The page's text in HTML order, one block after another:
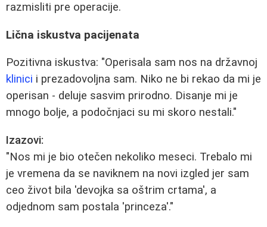
razmisliti pre operacije.
Lična iskustva pacijenata
Pozitivna iskustva: "Operisala sam nos na državnoj
klinici i prezadovoljna sam. Niko ne bi rekao da mi je
operisan - deluje sasvim prirodno. Disanje mi je
mnogo bolje, a podočnjaci su mi skoro nestali."
Izazovi:
"Nos mi je bio otečen nekoliko meseci. Trebalo mi
je vremena da se naviknem na novi izgled jer sam
ceo život bila 'devojka sa oštrim crtama', a
odjednom sam postala 'princeza'."